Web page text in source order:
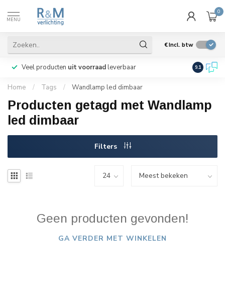
MENU
0
€Incl. btw
Veel producten uit voorraadleverbaar Wij
9.1
Home / Tags / Wandlamp led dimbaar
Producten getagd met Wandlamp
led dimbaar
Filters
Geen producten gevonden!
GA VERDER MET WINKELEN